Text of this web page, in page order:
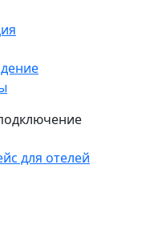
для отелей